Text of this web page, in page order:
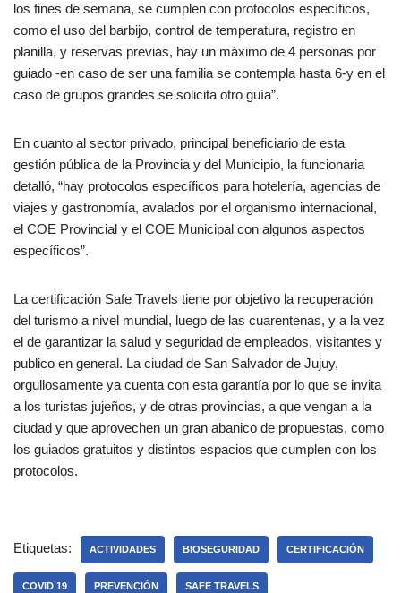
los fines de semana, se cumplen con protocolos específicos,
como el uso del barbijo, control de temperatura, registro en
planilla, y reservas previas, hay un máximo de 4 personas por
guiado -en caso de ser una familia se contempla hasta 6-y en el
caso de grupos grandes se solicita otro guía”.
En cuanto al sector privado, principal beneficiario de esta
gestión pública de la Provincia y del Municipio, la funcionaria
detalló, “hay protocolos específicos para hotelería, agencias de
viajes y gastronomía, avalados por el organismo internacional,
el COE Provincial y el COE Municipal con algunos aspectos
específicos”.
La certificación Safe Travels tiene por objetivo la recuperación
del turismo a nivel mundial, luego de las cuarentenas, y a la vez
el de garantizar la salud y seguridad de empleados, visitantes y
publico en general. La ciudad de San Salvador de Jujuy,
orgullosamente ya cuenta con esta garantía por lo que se invita
a los turistas jujeños, y de otras provincias, a que vengan a la
ciudad y que aprovechen un gran abanico de propuestas, como
los guiados gratuitos y distintos espacios que cumplen con los
protocolos.
Etiquetas: ACTIVIDADES BIOSEGURIDAD CERTIFICACIÓN
COVID 19 PREVENCIÓN SAFE TRAVELS